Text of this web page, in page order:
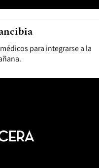
para integrarse a la